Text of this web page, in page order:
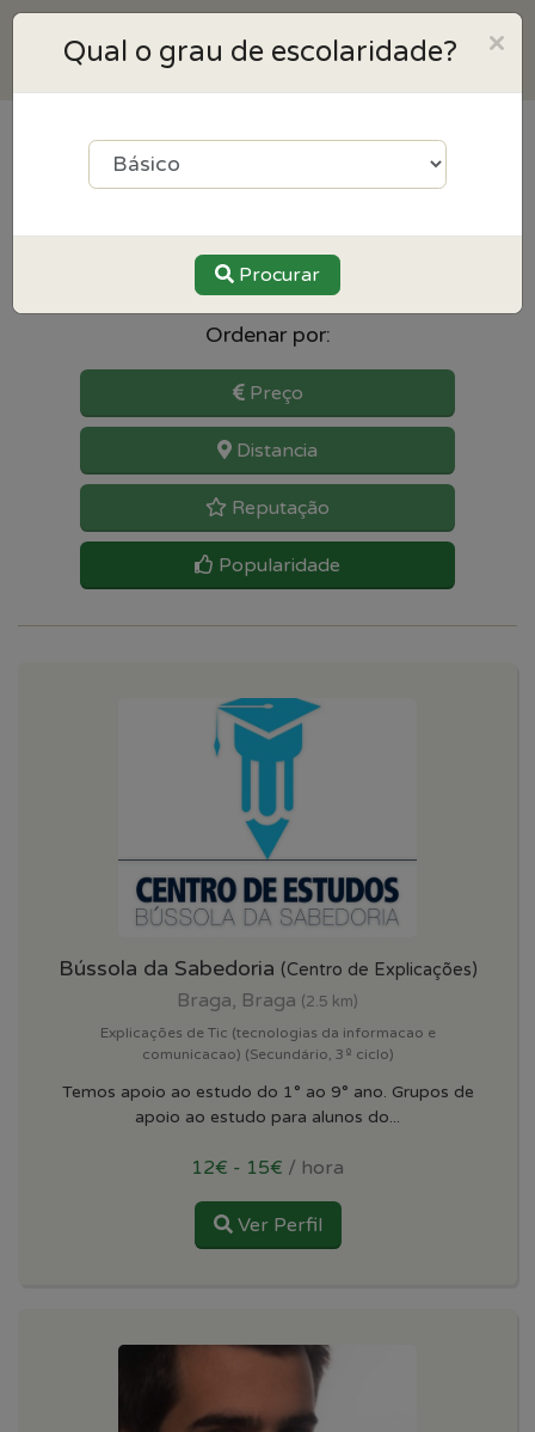
resultados para TIC
Comunicação) perto de Braga
Ordenar por:
Preço
Distancia
Reputação
Popularidade
Bússola da Sabedoria (Centro de Explicações)
Braga, Braga (2.5 km)
Explicações de Tic (tecnologias da informacao e
comunicacao) (Secundário, 3º ciclo)
Temos apoio ao estudo do 1° ao 9° ano. Grupos de
apoio ao estudo para alunos do...
12€ - 15€ / hora
Ver Perfil
×
Qual o grau de escolaridade?
Procurar